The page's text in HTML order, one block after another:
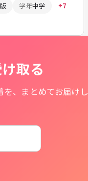
学年中学 +7
取る
、まとめてお届けし